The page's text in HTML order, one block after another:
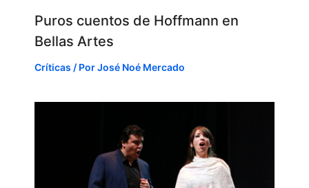
Puros cuentos de Hoffmann en
Bellas Artes
Críticas / PorJosé Noé Mercado